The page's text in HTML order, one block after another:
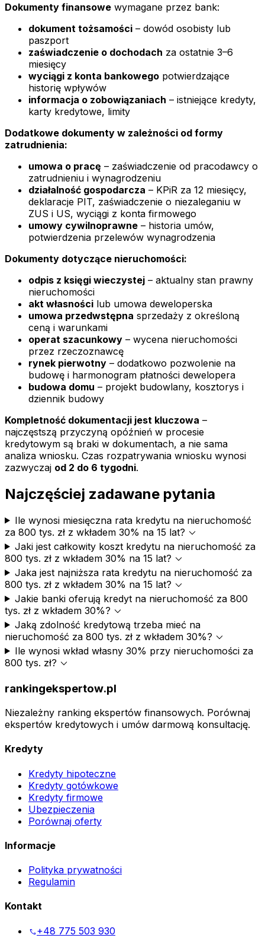
Dokumenty finansowe wymagane przez bank:
dokument tożsamości – dowód osobisty lub
paszport
zaświadczenie o dochodach za ostatnie 3–6
miesięcy
wyciągi z konta bankowego potwierdzające
historię wpływów
informacja o zobowiązaniach – istniejące kredyty,
karty kredytowe, limity
Dodatkowe dokumenty w zależności od formy
zatrudnienia:
umowa o pracę – zaświadczenie od pracodawcy o
zatrudnieniu i wynagrodzeniu
działalność gospodarcza – KPiR za 12 miesięcy,
deklaracje PIT, zaświadczenie o niezaleganiu w
ZUS i US, wyciągi z konta firmowego
umowy cywilnoprawne – historia umów,
potwierdzenia przelewów wynagrodzenia
Dokumenty dotyczące nieruchomości:
odpis z księgi wieczystej – aktualny stan prawny
nieruchomości
akt własności lub umowa deweloperska
umowa przedwstępna sprzedaży z określoną
ceną i warunkami
operat szacunkowy – wycena nieruchomości
przez rzeczoznawcę
rynek pierwotny – dodatkowo pozwolenie na
budowę i harmonogram płatności dewelopera
budowa domu – projekt budowlany, kosztorys i
dziennik budowy
Kompletność dokumentacji jest kluczowa –
najczęstszą przyczyną opóźnień w procesie
kredytowym są braki w dokumentach, a nie sama
analiza wniosku. Czas rozpatrywania wniosku wynosi
zazwyczaj od 2 do 6 tygodni.
Najczęściej zadawane pytania
Ile wynosi miesięczna rata kredytu na nieruchomość
za 800 tys. zł z wkładem 30% na 15 lat? expand_more
Jaki jest całkowity koszt kredytu na nieruchomość za
800 tys. zł z wkładem 30% na 15 lat? expand_more
Jaka jest najniższa rata kredytu na nieruchomość za
800 tys. zł z wkładem 30% na 15 lat? expand_more
Jakie banki oferują kredyt na nieruchomość za 800
tys. zł z wkładem 30%? expand_more
Jaką zdolność kredytową trzeba mieć na
nieruchomość za 800 tys. zł z wkładem 30%? expand_more
Ile wynosi wkład własny 30% przy nieruchomości za
800 tys. zł? expand_more
rankingekspertow.pl
Niezależny ranking ekspertów finansowych. Porównaj
ekspertów kredytowych i umów darmową konsultację.
Kredyty
Kredyty hipoteczne
Kredyty gotówkowe
Kredyty firmowe
Ubezpieczenia
Porównaj oferty
Informacje
Polityka prywatności
Regulamin
Kontakt
phone+48 775 503 930